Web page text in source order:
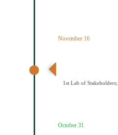
November 16
1st Lab of
October 31